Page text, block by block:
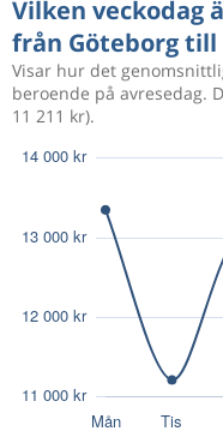
Jan 9 Brunei
Aug 10 Göteborg
Göteborg
Aug 21 Brunei
Aug 10 Göteborg
Brunei
Göteborg
Vilken veckodag
från Göteborg till
Visar hur det
beroende på avresedag.
11 211 kr).